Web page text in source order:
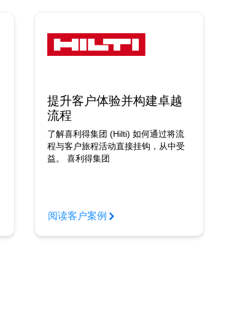
提升客户体验并构建卓越
流程
了解喜利得集团 (Hilti) 如何通过将流
程与客户旅程活动直接挂钩，从中受
益。 喜利得集团
阅读客户案例